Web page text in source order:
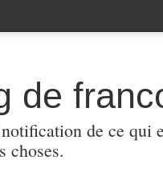
de
de ce qui
choses.